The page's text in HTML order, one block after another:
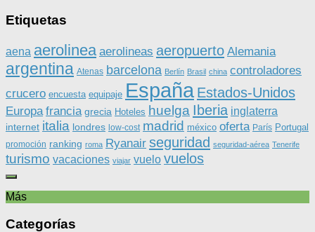
Etiquetas
aena aerolinea aerolineas aeropuerto Alemania
argentina Atenas barcelona Berlín Brasil china controladores
crucero encuesta equipaje España Estados-Unidos
Europa francia grecia Hoteles huelga Iberia inglaterra
internet italia londres low-cost madrid méxico oferta París Portugal
promoción ranking roma Ryanair seguridad seguridad-aérea Tenerife
turismo vacaciones viajar vuelo vuelos
Más
Categorías